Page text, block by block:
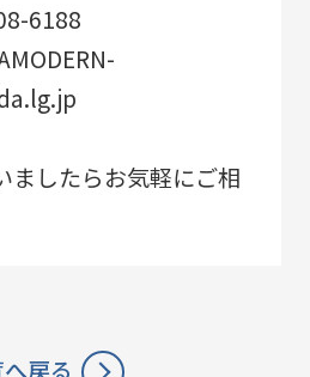
6188
ましたらお気軽にご相
戻る